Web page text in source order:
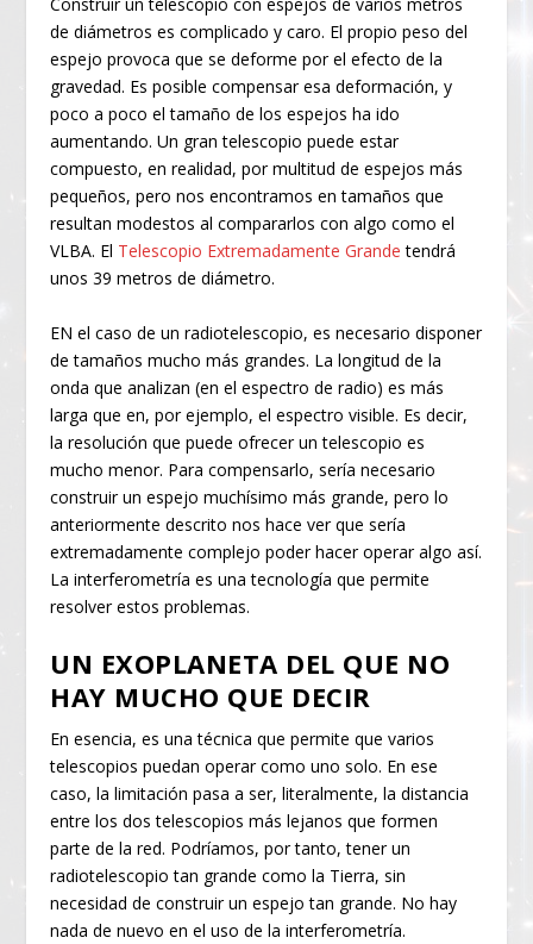
de diámetros es complicado y caro. El propio peso del
espejo provoca que se deforme por el efecto de la
gravedad. Es posible compensar esa deformación, y
poco a poco el tamaño de los espejos ha ido
aumentando. Un gran telescopio puede estar
compuesto, en realidad, por multitud de espejos más
pequeños, pero nos encontramos en tamaños que
resultan modestos al compararlos con algo como el
VLBA. El Telescopio Extremadamente Grande tendrá
unos 39 metros de diámetro.
EN el caso de un radiotelescopio, es necesario disponer
de tamaños mucho más grandes. La longitud de la
onda que analizan (en el espectro de radio) es más
larga que en, por ejemplo, el espectro visible. Es decir,
la resolución que puede ofrecer un telescopio es
mucho menor. Para compensarlo, sería necesario
construir un espejo muchísimo más grande, pero lo
anteriormente descrito nos hace ver que sería
extremadamente complejo poder hacer operar algo así.
La interferometría es una tecnología que permite
resolver estos problemas.
UN EXOPLANETA DEL QUE NO
HAY MUCHO QUE DECIR
En esencia, es una técnica que permite que varios
telescopios puedan operar como uno solo. En ese
caso, la limitación pasa a ser, literalmente, la distancia
entre los dos telescopios más lejanos que formen
parte de la red. Podríamos, por tanto, tener un
radiotelescopio tan grande como la Tierra, sin
necesidad de construir un espejo tan grande. No hay
nada de nuevo en el uso de la interferometría.